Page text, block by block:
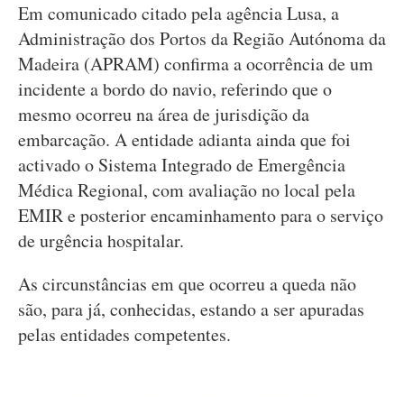
Em comunicado citado pela agência Lusa, a
Administração dos Portos da Região Autónoma da
Madeira (APRAM) confirma a ocorrência de um
incidente a bordo do navio, referindo que o
mesmo ocorreu na área de jurisdição da
embarcação. A entidade adianta ainda que foi
activado o Sistema Integrado de Emergência
Médica Regional, com avaliação no local pela
EMIR e posterior encaminhamento para o serviço
de urgência hospitalar.
As circunstâncias em que ocorreu a queda não
são, para já, conhecidas, estando a ser apuradas
pelas entidades competentes.